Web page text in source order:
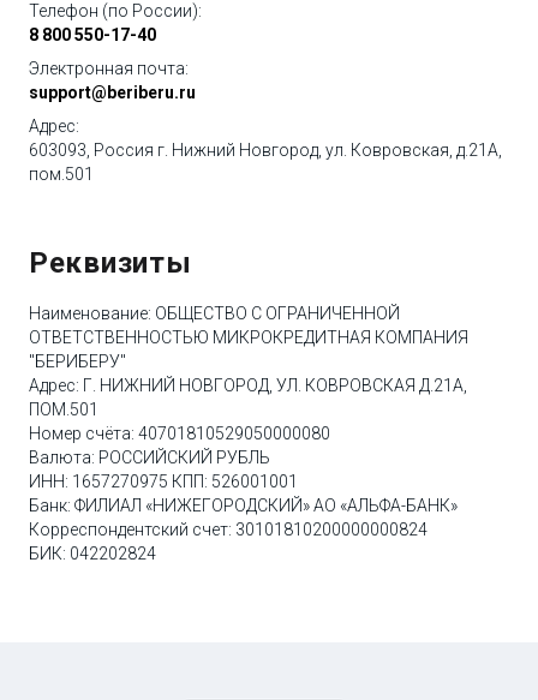
юридических лиц - получателей финансовых услуг,
Свидетельство на товарный знак
Свидетельство СРО
Порядок рассмотрения обращений клиентов
Информация о праве потребителей финансовых услуг на
направление обращения финансовому уполномоченному
Порядок обращения к финансовому уполномоченному
Памятка для клиентов по защите информации
Публичная оферта о способе направления уведомлений
Публичная оферта на предоставление права использования
Телефон (по России):
8 800 550-17-40
Электронная почта:
support@beriberu.ru
Адрес:
603093 Россия г. Нижний Новгород ул. Ковровская, д.21А,
пом.501
Реквизиты
Наименование: ОБЩЕСТВО С ОГРАНИЧЕННОЙ
ОТВЕТСТВЕННОСТЬЮ МИКРОКРЕДИТНАЯ КОМПАНИЯ
"БЕРИБЕРУ"
Адрес: Г. НИЖНИЙ НОВГОРОД, УЛ. КОВРОВСКАЯ Д.21А,
ПОМ.501
Номер счёта: 40701810529050000080
Валюта: РОССИЙСКИЙ РУБЛЬ
ИНН: 1657270975 КПП: 526001001
Банк: ФИЛИАЛ «НИЖЕГОРОДСКИЙ» АО «АЛЬФА-БАНК»
Корреспондентский счет: 30101810200000000824
БИК: 042202824